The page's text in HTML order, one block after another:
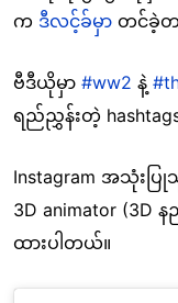
က ဒီလင့်ခ်မှ ာ တင်ခဲ့
ဗီဒီယိုမှာ #ww2 နဲ့
ရည်ညွှန်းတဲ့
Instagram အသုံးပ
3D animator (3D
ထားပါတယ်။